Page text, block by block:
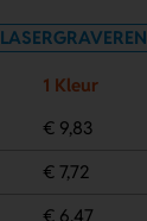
LASERGRAVEREN
1 Kleur
€ 9,83
€ 7,72
€ 6,47